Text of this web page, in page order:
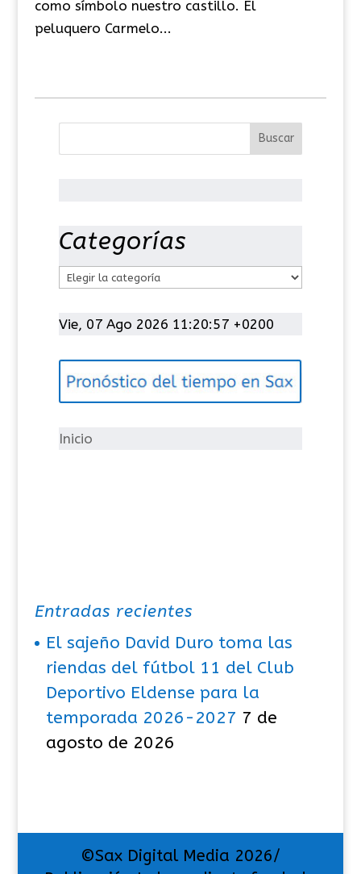
como símbolo nuestro castillo. El
peluquero Carmelo...
Categorías
t
g
í
Vie, 07 Ago 2026 11:20:57 +0200
Inicio
Entradas recientes
El sajeño David Duro toma las
riendas del fútbol 11 del Club
Deportivo Eldense para la
temporada 2026-2027 7 de
agosto de 2026
©Sax Digital Media 2026/